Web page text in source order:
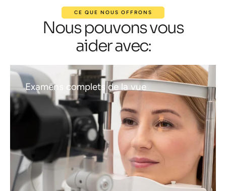
CE QUE NOUS OFFRONS
Nous pouvons vous
aider avec:
Examens complets de la vue